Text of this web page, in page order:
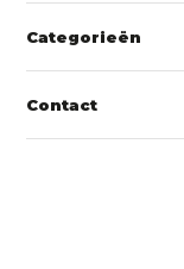
Categorieën
Contact